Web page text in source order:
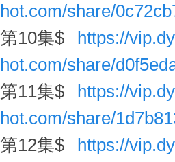
hot.com/share/
第10集$
https://
hot.com/share/
第11集$
https://
hot.com/share/
第12集$
https://